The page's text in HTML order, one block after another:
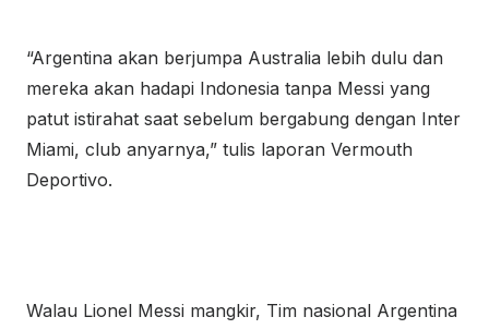
“Argentina akan berjumpa Australia lebih dulu dan
mereka akan hadapi Indonesia tanpa Messi yang
patut istirahat saat sebelum bergabung dengan Inter
Miami, club anyarnya,” tulis laporan Vermouth
Deportivo.
Walau Lionel Messi mangkir, Tim nasional Argentina